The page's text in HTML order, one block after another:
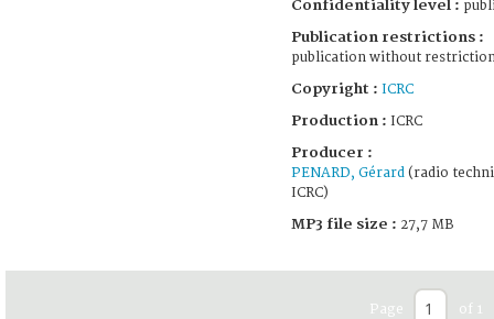
Confidentiality level :
Publication restrictions :
publication without
Copyright : ICRC
Production : ICRC
Producer :
PENARD, Gérard(radio
ICRC)
MP3 file size : 27,7 MB
Page of 1